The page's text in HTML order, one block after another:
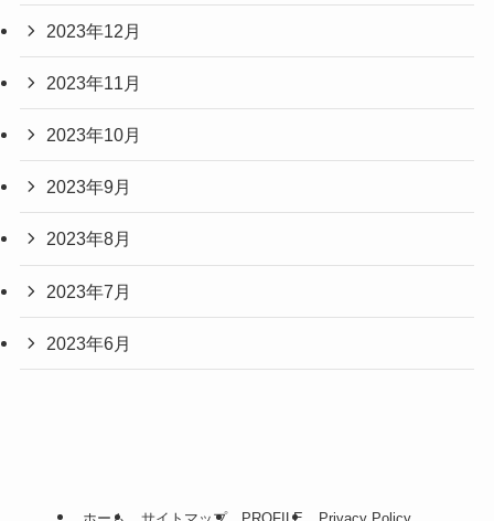
2023年12月
2023年11月
2023年10月
2023年9月
2023年8月
2023年7月
2023年6月